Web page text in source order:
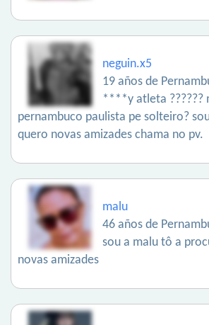
neguin.x5
19 años de
****y atleta ??????
pernambuco paulista pe solteiro?
quero novas amizades chama no pv.
malu
46 años de
sou a malu tô a
novas amizades